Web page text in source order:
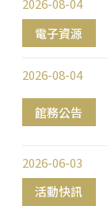
電子資源
2026-08-04
館務公告
2026-08-04
活動快訊
2026-06-03